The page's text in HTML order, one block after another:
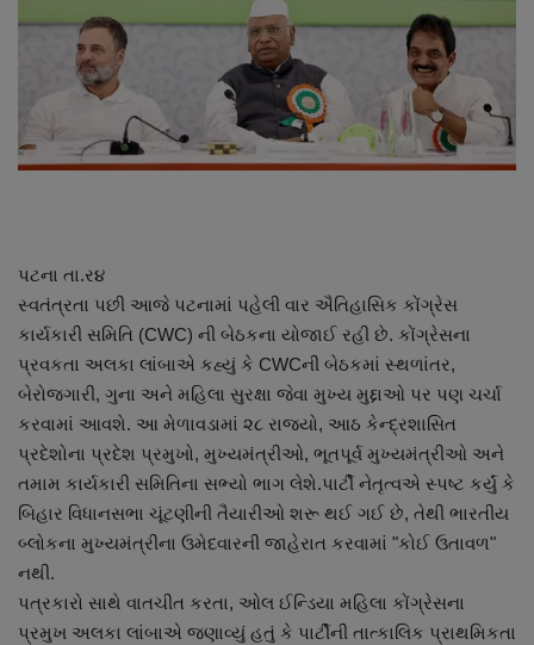
About Author
Contact
Dipotsav Special
ગુજરાત
જુનાગઢ
Support US
બજારના સમાચાર
નાણાંકીય સમાચાર
સ્થાનિક સમાચાર
પટના તા.ર૪
સ્વતંત્રતા પછી આજે પટનામાં પહેલી વાર ઐતિહાસિક કોંગ્રેસ
કાર્યકારી સમિતિ (CWC) ની બેઠકના યોજાઈ રહી છે. કોંગ્રેસના
પ્રવકતા અલકા લાંબાએ કહ્યું કે CWCની બેઠકમાં સ્થળાંતર,
બેરોજગારી, ગુના અને મહિલા સુરક્ષા જેવા મુખ્ય મુદ્દાઓ પર પણ ચર્ચા
કરવામાં આવશે. આ મેળાવડામાં ૨૮ રાજ્યો, આઠ કેન્દ્રશાસિત
પ્રદેશોના પ્રદેશ પ્રમુખો, મુખ્યમંત્રીઓ, ભૂતપૂર્વ મુખ્યમંત્રીઓ અને
તમામ કાર્યકારી સમિતિના સભ્યો ભાગ લેશે.પાર્ટી નેતૃત્વએ સ્પષ્ટ કર્યું કે
બિહાર વિધાનસભા ચૂંટણીની તૈયારીઓ શરૂ થઈ ગઈ છે, તેથી ભારતીય
બ્લોકના મુખ્યમંત્રીના ઉમેદવારની જાહેરાત કરવામાં "કોઈ ઉતાવળ"
નથી.
પત્રકારો સાથે વાતચીત કરતા, ઓલ ઈન્ડિયા મહિલા કોંગ્રેસના
પ્રમુખ અલકા લાંબાએ જણાવ્યું હતું કે પાર્ટીની તાત્કાલિક પ્રાથમિકતા